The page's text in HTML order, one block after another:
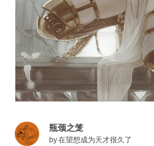
瓶颈之笼
by在望想成为天才很久了